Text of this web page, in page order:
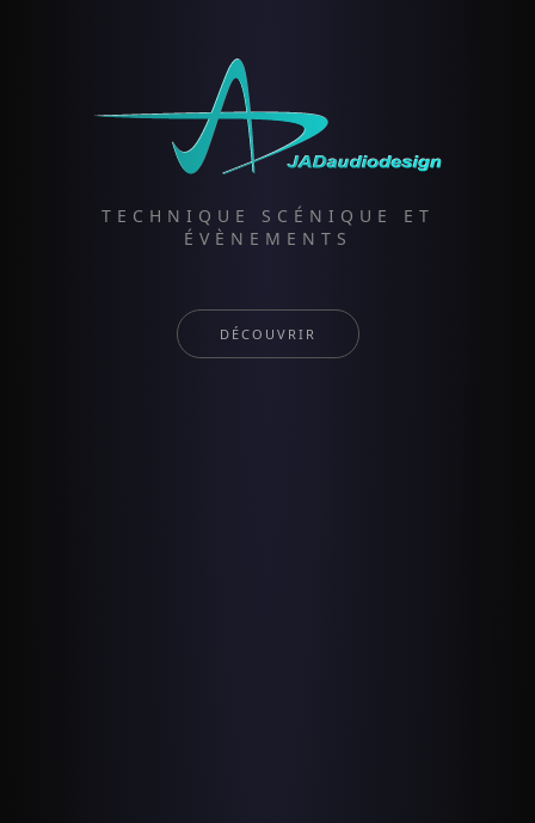
TECHNIQUE SCÉNIQUE ET
ÉVÈNEMENTS
DÉCOUVRIR